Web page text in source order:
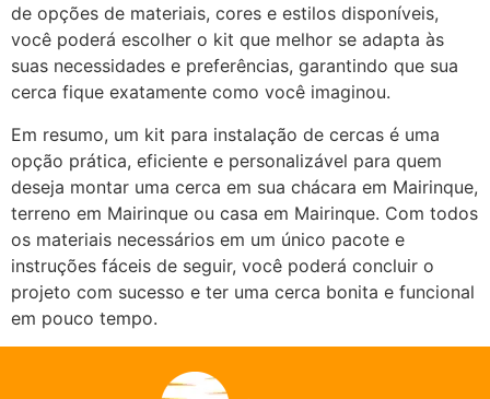
de opções de materiais, cores e estilos disponíveis,
você poderá escolher o kit que melhor se adapta às
suas necessidades e preferências, garantindo que sua
cerca fique exatamente como você imaginou.
Em resumo, um kit para instalação de cercas é uma
opção prática, eficiente e personalizável para quem
deseja montar uma cerca em sua chácara em Mairinque,
terreno em Mairinque ou casa em Mairinque. Com todos
os materiais necessários em um único pacote e
instruções fáceis de seguir, você poderá concluir o
projeto com sucesso e ter uma cerca bonita e funcional
em pouco tempo.